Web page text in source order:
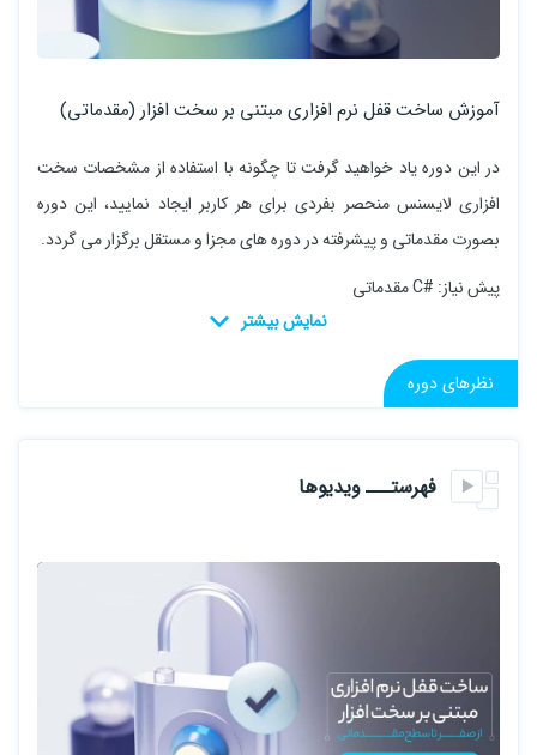
آموزش ساخت قفل نرم افزاری مبتنی بر سخت افزار (مقدماتی)
در این دوره یاد خواهید گرفت تا چگونه با استفاده از مشخصات سخت
افزاری لایسنس منحصر بفردی برای هر کاربر ایجاد نمایید، این دوره
بصورت مقدماتی و پیشرفته در دوره های مجزا و مستقل برگزار می گردد.
پیش نیاز: #C مقدماتی
نظرهای دوره
فهرستـــ ویدیوها